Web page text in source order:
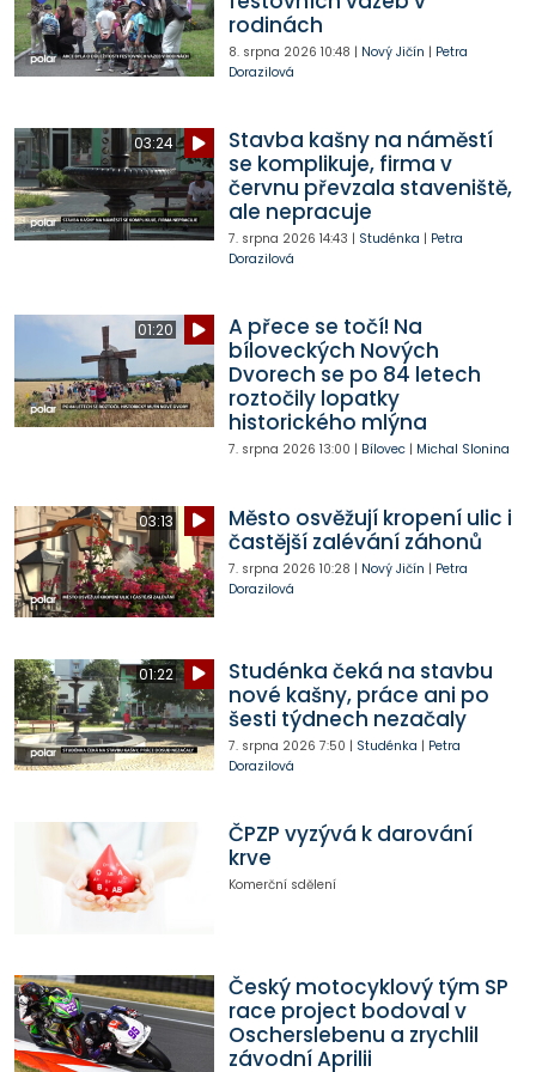
rodinách
8. srpna 2026 10:48 | Nový Jičín | Petra
Dorazilová
03:24
Stavba kašny na náměstí
se komplikuje, firma v
červnu převzala staveniště,
ale nepracuje
7. srpna 2026 14:43 | Studénka | Petra
Dorazilová
01:20
A přece se točí! Na
bíloveckých Nových
Dvorech se po 84 letech
roztočily lopatky
historického mlýna
7. srpna 2026 13:00 | Bílovec| Michal Slonina
03:13
Město osvěžují kropení ulic i
častější zalévání záhonů
7. srpna 2026 10:28 | Nový Jičín | Petra
Dorazilová
01:22
Studénka čeká na stavbu
nové kašny, práce ani po
šesti týdnech nezačaly
7. srpna 2026 7:50 | Studénka | Petra
Dorazilová
ČPZP vyzývá k darování
krve
Komerční sdělení
Český motocyklový tým SP
race project bodoval v
Oscherslebenu a zrychlil
závodní Aprilii